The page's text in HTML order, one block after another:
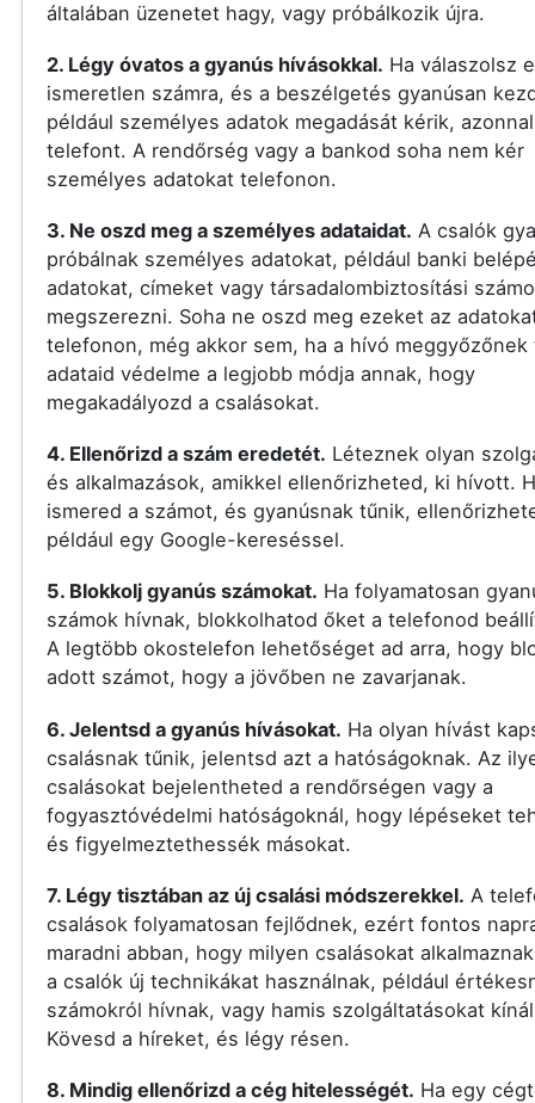
általában üzenetet hagy, vagy próbálkozik újra.
2. Légy óvatos a gyanús hívásokkal. Ha válaszolsz
ismeretlen számra, és a beszélgetés gyanúsan
például személyes adatok megadását kérik,
telefont. A rendőrség vagy a bankod soha nem kér
személyes adatokat telefonon.
3. Ne oszd meg a személyes adataidat. A csalók
próbálnak személyes adatokat, például banki
adatokat, címeket vagy társadalombiztosítási
megszerezni. Soha ne oszd meg ezeket az
telefonon, még akkor sem, ha a hívó meggyőzőnek
adataid védelme a legjobb módja annak, hogy
megakadályozd a csalásokat.
4. Ellenőrizd a szám eredetét. Léteznek olyan
és alkalmazások, amikkel ellenőrizheted, ki hívott.
ismered a számot, és gyanúsnak tűnik,
például egy Google-kereséssel.
5. Blokkolj gyanús számokat. Ha folyamatosan
számok hívnak, blokkolhatod őket a telefonod
A legtöbb okostelefon lehetőséget ad arra, hogy
adott számot, hogy a jövőben ne zavarjanak.
6. Jelentsd a gyanús hívásokat. Ha olyan hívást
csalásnak tűnik, jelentsd azt a hatóságoknak. Az
csalásokat bejelentheted a rendőrségen vagy a
fogyasztóvédelmi hatóságoknál, hogy lépéseket
és figyelmeztethessék másokat.
7. Légy tisztában az új csalási módszerekkel. A
csalások folyamatosan fejlődnek, ezért fontos
maradni abban, hogy milyen csalásokat
a csalók új technikákat használnak, például
számokról hívnak, vagy hamis szolgáltatásokat
Kövesd a híreket, és légy résen.
8. Mindig ellenőrizd a cég hitelességét. Ha egy